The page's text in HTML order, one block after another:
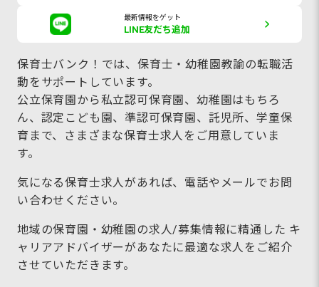
最新情報をゲット
LINE友だち追加
保育士バンク！では、保育士・幼稚園教諭の転職活
動をサポートしています。
公立保育園から私立認可保育園、幼稚園はもちろ
ん、認定こども園、準認可保育園、託児所、学童保
育まで、さまざまな保育士求人をご用意していま
す。
気になる保育士求人があれば、電話やメールでお問
い合わせください。
地域の保育園・幼稚園の求人/募集情報に精通した キ
ャリアアドバイザーがあなたに最適な求人をご紹介
させていただきます。